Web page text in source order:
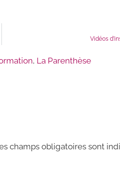
Vidéos
, La Parenthèse
champs obligatoires sont